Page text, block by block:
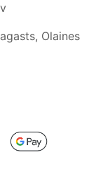
Olaines